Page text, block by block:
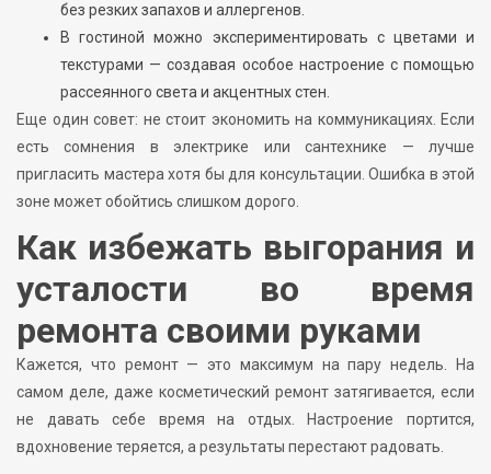
без резких запахов и аллергенов.
В гостиной можно экспериментировать с цветами и
текстурами — создавая особое настроение с помощью
рассеянного света и акцентных стен.
Еще один совет: не стоит экономить на коммуникациях. Если
есть сомнения в электрике или сантехнике — лучше
пригласить мастера хотя бы для консультации. Ошибка в этой
зоне может обойтись слишком дорого.
Как избежать выгорания и
усталости во время
ремонта своими руками
Кажется, что ремонт — это максимум на пару недель. На
самом деле, даже косметический ремонт затягивается, если
не давать себе время на отдых. Настроение портится,
вдохновение теряется, а результаты перестают радовать.